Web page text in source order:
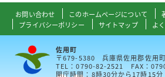
お問い合わせ このホームページについて
プライバシーポリシー
サイトマップ よ
佐用町
〒679-5380 兵庫県佐用郡佐用
TEL：0790-82-2521 FAX：
開庁時間：8時30分から17時15